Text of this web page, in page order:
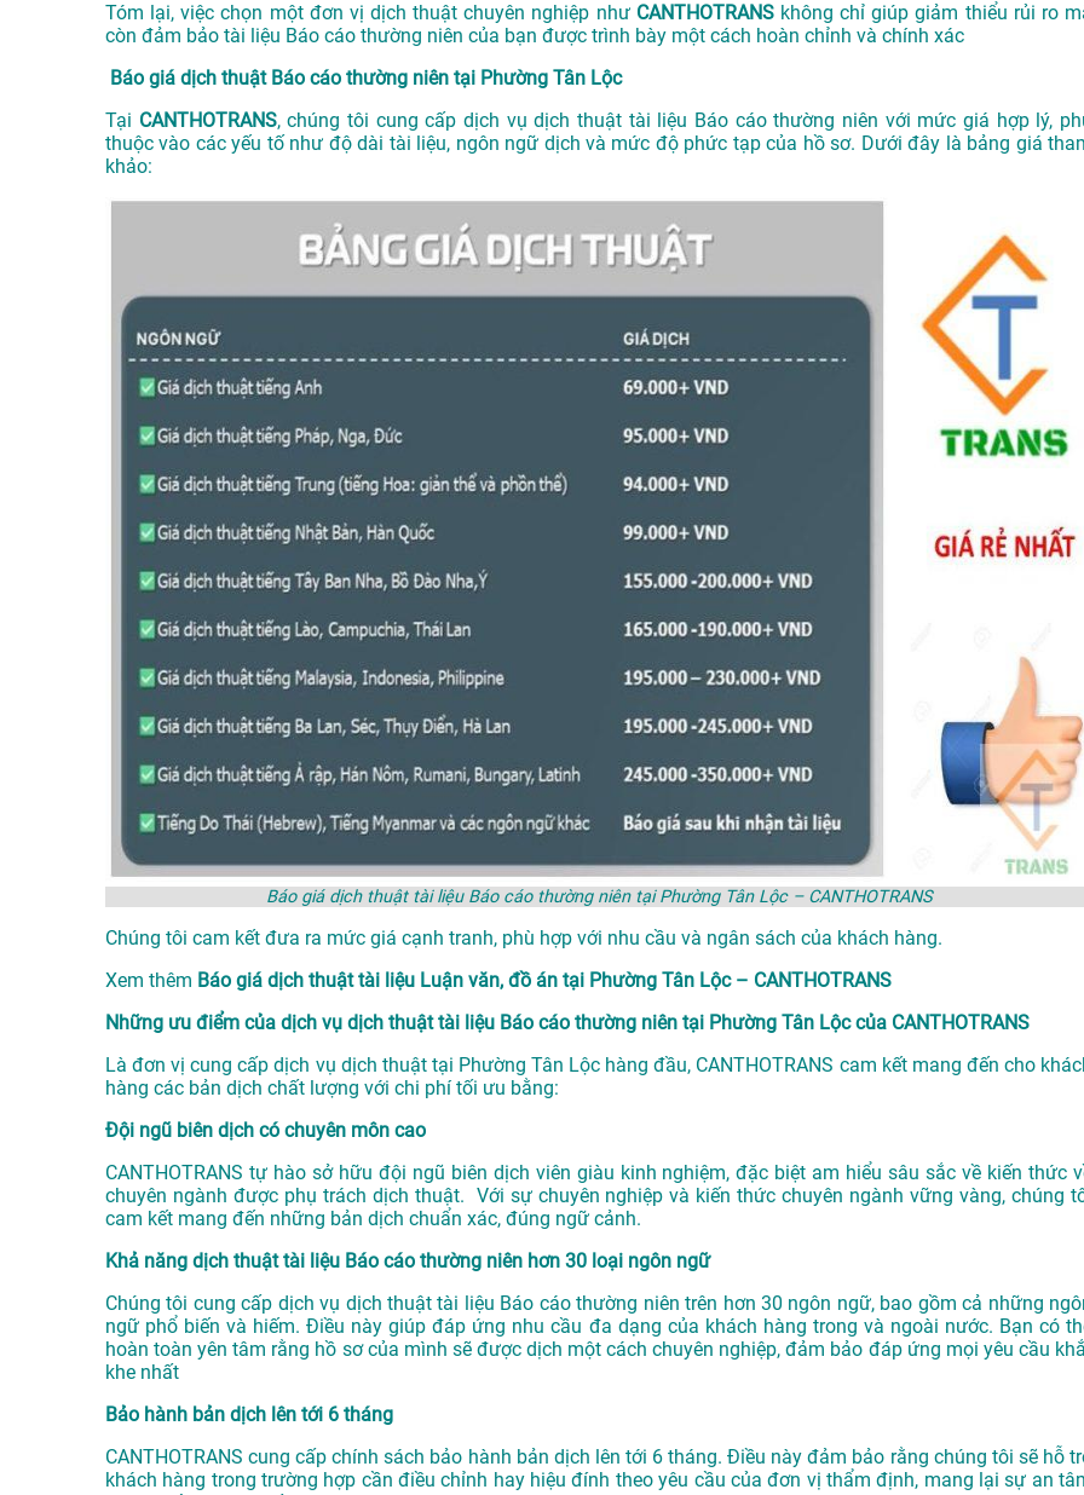
Tóm lại, việc chọn một đơn vị dịch thuật chuyên nghiệp như CANTHOTRANSkhông chỉ giúp giảm thiểu rủi ro
còn đảm bảo tài liệu Báo cáo thường niên của bạn được trình bày một cách hoàn chỉnh và chính xác
Báo giá dịch thuật Báo cáo thường niên tại Phường Tân Lộc
Tại CANTHOTRANS, chúng tôi cung cấp dịch vụ dịch thuật tài liệu Báo cáo thường niên với mức giá hợp lý,
thuộc vào các yếu tố như độ dài tài liệu, ngôn ngữ dịch và mức độ phức tạp của hồ sơ. Dưới đây là bảng giá
khảo:
Báo giá dịch thuật tài liệu Báo cáo thường niên tại Phường Tân Lộc – CANTHOTRANS
Chúng tôi cam kết đưa ra mức giá cạnh tranh, phù hợp với nhu cầu và ngân sách của khách hàng.
Xem thêm Báo giá dịch thuật tài liệu Luận văn, đồ án tại Phường Tân Lộc – CANTHOTRANS
Những ưu điểm của dịch vụ dịch thuật tài liệu Báo cáo thường niên tại Phường Tân Lộc của CANTHOTRANS
Là đơn vị cung cấp dịch vụ dịch thuật tại Phường Tân Lộc hàng đầu, CANTHOTRANS cam kết mang đến cho
hàng các bản dịch chất lượng với chi phí tối ưu bằng:
Đội ngũ biên dịch có chuyên môn cao
CANTHOTRANS tự hào sở hữu đội ngũ biên dịch viên giàu kinh nghiệm, đặc biệt am hiểu sâu sắc về kiến thức
chuyên ngành được phụ trách dịch thuật. Với sự chuyên nghiệp và kiến thức chuyên ngành vững vàng, chúng
cam kết mang đến những bản dịch chuẩn xác, đúng ngữ cảnh.
Khả năng dịch thuật tài liệu Báo cáo thường niên hơn 30 loại ngôn ngữ
Chúng tôi cung cấp dịch vụ dịch thuật tài liệu Báo cáo thường niên trên hơn 30 ngôn ngữ, bao gồm cả những
ngữ phổ biến và hiếm. Điều này giúp đáp ứng nhu cầu đa dạng của khách hàng trong và ngoài nước. Bạn có
hoàn toàn yên tâm rằng hồ sơ của mình sẽ được dịch một cách chuyên nghiệp, đảm bảo đáp ứng mọi yêu cầu
khe nhất
Bảo hành bản dịch lên tới 6 tháng
CANTHOTRANS cung cấp chính sách bảo hành bản dịch lên tới 6 tháng. Điều này đảm bảo rằng chúng tôi sẽ hỗ
khách hàng trong trường hợp cần điều chỉnh hay hiệu đính theo yêu cầu của đơn vị thẩm định, mang lại sự an